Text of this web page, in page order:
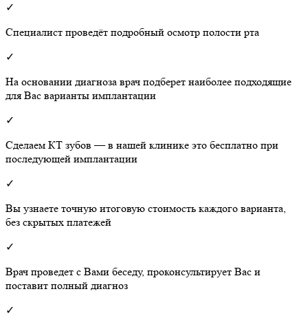
✓
Специалист проведёт подробный осмотр полости рта
✓
На основании диагноза врач подберет наиболее подходящие
для Вас варианты имплантации
✓
Сделаем КТ зубов — в нашей клинике это бесплатно при
последующей имплантации
✓
Вы узнаете точную итоговую стоимость каждого варианта,
без скрытых платежей
✓
Врач проведет с Вами беседу, проконсультирует Вас и
поставит полный диагноз
✓